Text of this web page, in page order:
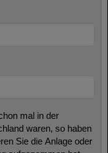
mal in der
waren, so haben
Sie die Anlage oder